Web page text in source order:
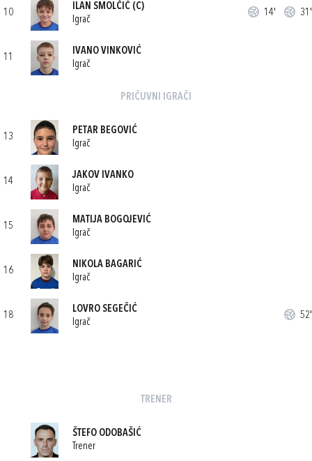
10
ILAN SMOLČIĆ (C)
Igrač
14' 31'
11
IVANO VINKOVIĆ
Igrač
PRIČUVNI IGRAČI
13
PETAR BEGOVIĆ
Igrač
14
JAKOV IVANKO
Igrač
15
MATIJA BOGOJEVIĆ
Igrač
16
NIKOLA BAGARIĆ
Igrač
18
LOVRO SEGEČIĆ
Igrač
52'
TRENER
ŠTEFO ODOBAŠIĆ
Trener